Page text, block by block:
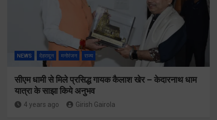
NEWS देहरादून मनोरंजन राज्य
सीएम धामी से मिले प्रसिद्ध गायक कैलाश खेर – केदारनाथ धाम
यात्रा के साझा किये अनुभव
4 years ago Girish Gairola